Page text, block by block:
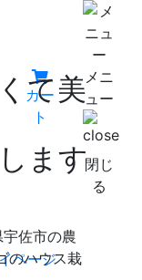
カー
ト
メニ
ュー
閉じ
る
ページ
て美
ます
佐市の農
のハウス栽